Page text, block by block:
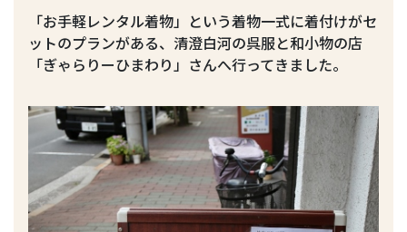
「お手軽レンタル着物」という着物一式に着付けがセ
ットのプランがある、清澄白河の呉服と和小物の店
「ぎゃらりーひまわり」さんへ行ってきました。